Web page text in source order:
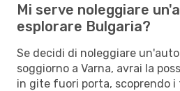
Mi serve noleggiare
esplorare Bulgaria?
Se decidi di noleggiare
soggiorno a Varna, avrai la
in gite fuori porta, scoprendo